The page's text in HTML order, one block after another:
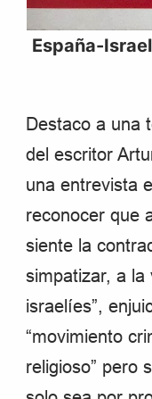
España-
Destaco a una
del escritor
una entrevista
reconocer que
siente la
simpatizar, a la
israelíes”,
“movimiento
religioso” pero